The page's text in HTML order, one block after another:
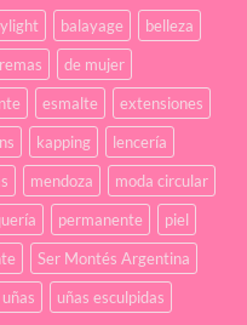
balayage
belleza
de mujer
esmalte
extensiones
kapping
lencería
mendoza
moda circular
permanente
piel
Ser Montés Argentina
uñas uñas esculpidas